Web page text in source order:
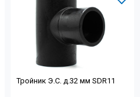
Тройник Э.С. д.32 мм SDR11